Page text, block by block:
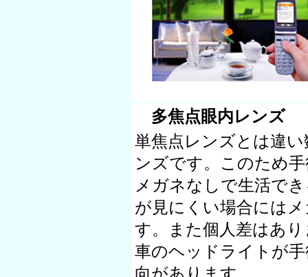
多焦点眼内レンズ
単焦点レンズとは違
ンズです。このため
メガネなしで生活で
が見にくい場合には
す。また個人差はあ
車のヘッドライトが